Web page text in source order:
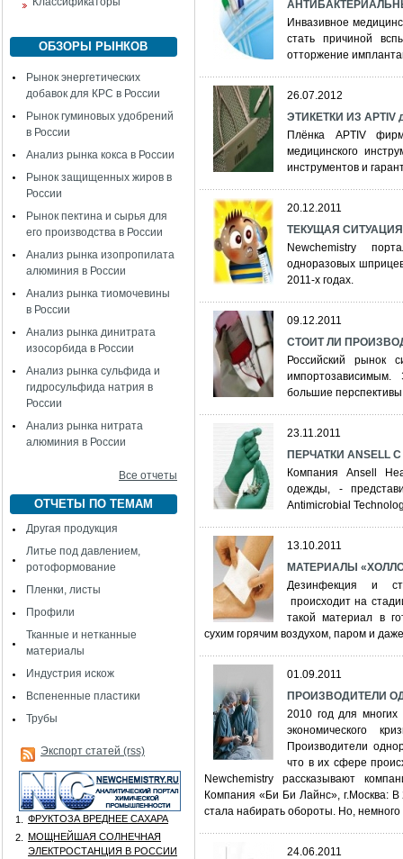
ОБЗОРЫ РЫНКОВ
Рынок энергетических
добавок для КРС в России
Рынок гуминовых удобрений
в России
Анализ рынка кокса в России
Рынок защищенных жиров в
России
Рынок пектина и сырья для
его производства в России
Анализ рынка изопропилата
алюминия в России
Анализ рынка тиомочевины
в России
Анализ рынка динитрата
изосорбида в России
Анализ рынка сульфида и
гидросульфида натрия в
России
Анализ рынка нитрата
алюминия в России
Все отчеты
ОТЧЕТЫ ПО ТЕМАМ
Другая продукция
Литье под давлением,
ротоформование
Пленки, листы
Профили
Тканные и нетканные
материалы
Индустрия искож
Вспененные пластики
Трубы
Экспорт статей (rss)
1.
ФРУКТОЗА ВРЕДНЕЕ САХАРА
2.
МОЩНЕЙШАЯ СОЛНЕЧНАЯ
ЭЛЕКТРОСТАНЦИЯ В РОССИИ
Инвазивное
стать причиной
отторжение
26.07.2012
ЭТИКЕТКИ ИЗ
Плёнка APTIV
медицинского
инструментов и
20.12.2011
ТЕКУЩАЯ
Newchemistry
одноразовых
2011-х годах.
09.12.2011
СТОИТ ЛИ
Российский рынок
большие
23.11.2011
ПЕРЧАТКИ
Компания Ansell
одежды, -
Antimicrobial
13.10.2011
МАТЕРИАЛЫ
Дезинфекция и
происходит на
такой материал в
сухим горячим воздухом, паром и
01.09.2011
ПРОИЗВОДИТЕЛИ
2010 год для
экономического
Производители
что в их сфере
Newchemistry рассказывают
Компания «Би Би Лайнс», г.Москва: В
стала набирать обороты. Но, немного
24.06.2011